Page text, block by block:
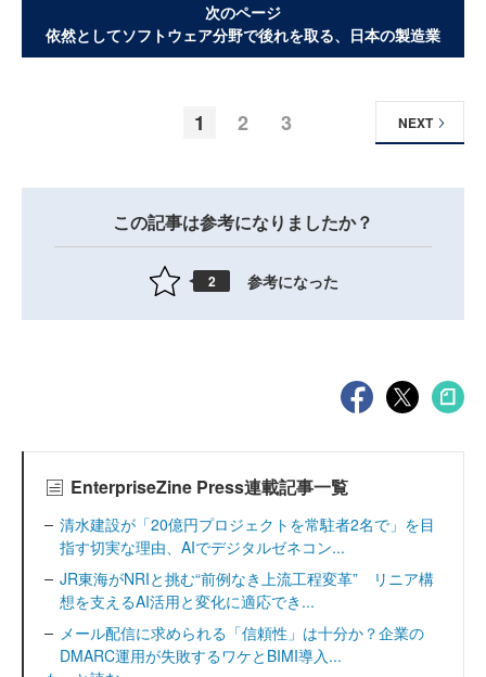
次のページ
依然としてソフトウェア分野で後れを取る、日本の製造業
1 2 3 NEXT
この記事は参考になりましたか？
2 参考になった
EnterpriseZine Press連載記事一覧
清水建設が「20億円プロジェクトを常駐者2名で」を目
指す切実な理由、AIでデジタルゼネコン...
JR東海がNRIと挑む“前例なき上流工程変革” リニア構
想を支えるAI活用と変化に適応でき...
メール配信に求められる「信頼性」は十分か？企業の
DMARC運用が失敗するワケとBIMI導入...